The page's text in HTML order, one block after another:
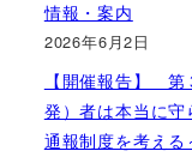
情報・案内
2026年6月2日
【開催報告】
発）者は本当に
通報制度を考える